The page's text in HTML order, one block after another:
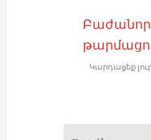
Կարդացեք